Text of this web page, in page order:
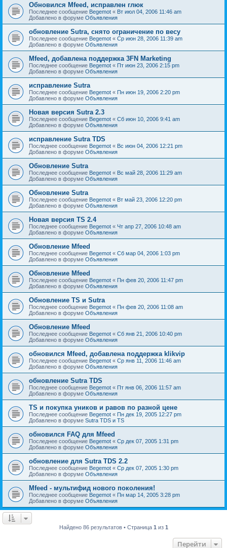
Обновился Mfeed, исправлен глюк
Последнее сообщение Begemot « Вт июл 04, 2006 11:46 am
Добавлено в форуме Объявления
обновление Sutra, снято ограничение по весу
Последнее сообщение Begemot « Ср июн 28, 2006 11:39 am
Добавлено в форуме Объявления
Mfeed, добавлена поддержка 3FN Marketing
Последнее сообщение Begemot « Пт июн 23, 2006 2:15 pm
Добавлено в форуме Объявления
исправление Sutra
Последнее сообщение Begemot « Пн июн 19, 2006 2:20 pm
Добавлено в форуме Объявления
Новая версия Sutra 2.3
Последнее сообщение Begemot « Сб июн 10, 2006 9:41 am
Добавлено в форуме Объявления
исправление Sutra TDS
Последнее сообщение Begemot « Вс июн 04, 2006 12:21 pm
Добавлено в форуме Объявления
Обновление Sutra
Последнее сообщение Begemot « Вс май 28, 2006 11:29 am
Добавлено в форуме Объявления
Обновление Sutra
Последнее сообщение Begemot « Вт май 23, 2006 12:20 pm
Добавлено в форуме Объявления
Новая версия TS 2.4
Последнее сообщение Begemot « Чт апр 27, 2006 10:48 am
Добавлено в форуме Объявления
Обновление Mfeed
Последнее сообщение Begemot « Сб мар 04, 2006 1:03 pm
Добавлено в форуме Объявления
Обновление Mfeed
Последнее сообщение Begemot « Пн фев 20, 2006 11:47 pm
Добавлено в форуме Объявления
Обновление TS и Sutra
Последнее сообщение Begemot « Пн фев 20, 2006 11:08 am
Добавлено в форуме Объявления
Обновление Mfeed
Последнее сообщение Begemot « Сб янв 21, 2006 10:40 pm
Добавлено в форуме Объявления
обновился Mfeed, добавлена поддержка klikvip
Последнее сообщение Begemot « Ср янв 11, 2006 11:46 am
Добавлено в форуме Объявления
обновление Sutra TDS
Последнее сообщение Begemot « Пт янв 06, 2006 11:57 am
Добавлено в форуме Объявления
TS и покупка уников и равов по разной цене
Последнее сообщение Begemot « Пн дек 19, 2005 12:27 pm
Добавлено в форуме Sutra TDS и TS
обновился FAQ для Mfeed
Последнее сообщение Begemot « Ср дек 07, 2005 1:31 pm
Добавлено в форуме Объявления
обновление для Sutra TDS 2.2
Последнее сообщение Begemot « Ср дек 07, 2005 1:30 pm
Добавлено в форуме Объявления
Mfeed - мультифид нового поколения!
Последнее сообщение Begemot « Пн мар 14, 2005 3:28 pm
Добавлено в форуме Объявления
Найдено 86 результатов • Страница 1 из 1
Перейти